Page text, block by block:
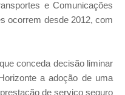
e Comunicações
ocorrem desde 2012, com
conceda decisão liminar
a adoção de uma
de serviço seguro